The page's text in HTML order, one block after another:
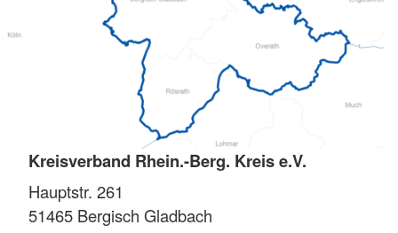
Kreisverband Rhein.-Berg. Kreis e.V.
Hauptstr. 261
51465 Bergisch Gladbach